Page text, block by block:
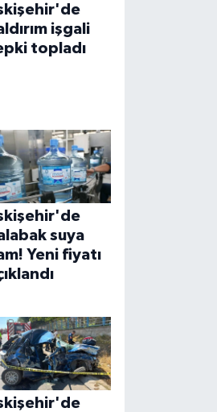
işgali
topladı
suya
Yeni fiyatı